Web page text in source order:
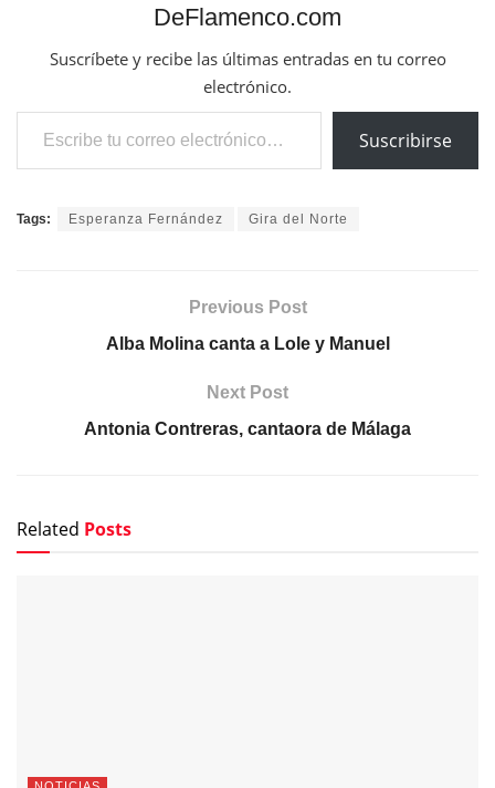
DeFlamenco.com
Suscríbete y recibe las últimas entradas en tu correo
electrónico.
Escribe tu correo electrónico…
Suscribirse
Tags: Esperanza Fernández Gira del Norte
Previous Post
Alba Molina canta a Lole y Manuel
Next Post
Antonia Contreras, cantaora de Málaga
Related Posts